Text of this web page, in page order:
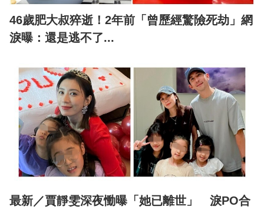
46歲肥大叔猝逝！2年前「曾歷經驚險死劫」網
淚曝：還是逃不了...
最新／賈靜雯深夜慟曝「她已離世」 淚PO合